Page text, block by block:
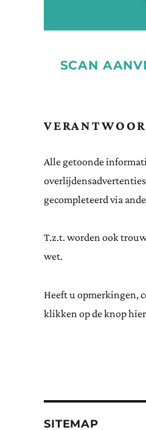
SCAN
Alle getoonde
gecompleteerd via
T.z.t. worden ook
wet.
Heeft u opmerkingen,
klikken op de knop
SITEMAP